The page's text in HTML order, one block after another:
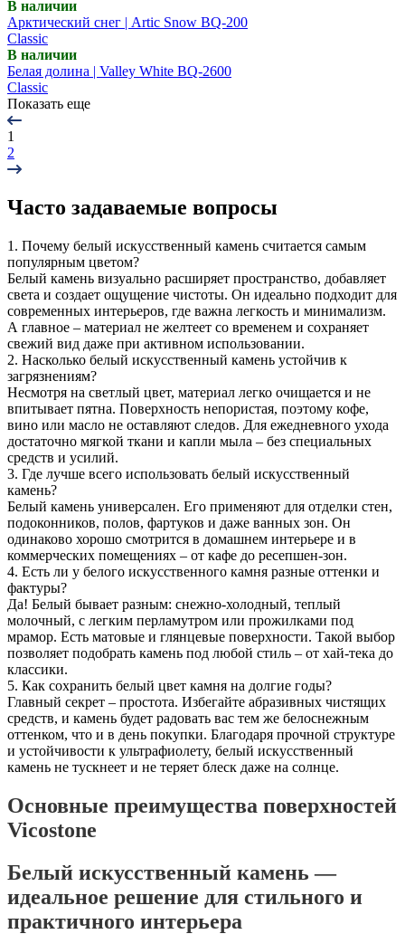
В наличии
Арктический снег | Artic Snow BQ-200
Classic
В наличии
Белая долина | Valley White BQ-2600
Classic
Показать еще
1
2
Часто задаваемые вопросы
1. Почему белый искусственный камень считается самым
популярным цветом?
Белый камень визуально расширяет пространство, добавляет
света и создает ощущение чистоты. Он идеально подходит для
современных интерьеров, где важна легкость и минимализм.
А главное – материал не желтеет со временем и сохраняет
свежий вид даже при активном использовании.
2. Насколько белый искусственный камень устойчив к
загрязнениям?
Несмотря на светлый цвет, материал легко очищается и не
впитывает пятна. Поверхность непористая, поэтому кофе,
вино или масло не оставляют следов. Для ежедневного ухода
достаточно мягкой ткани и капли мыла – без специальных
средств и усилий.
3. Где лучше всего использовать белый искусственный
камень?
Белый камень универсален. Его применяют для отделки стен,
подоконников, полов, фартуков и даже ванных зон. Он
одинаково хорошо смотрится в домашнем интерьере и в
коммерческих помещениях – от кафе до ресепшен-зон.
4. Есть ли у белого искусственного камня разные оттенки и
фактуры?
Да! Белый бывает разным: снежно-холодный, теплый
молочный, с легким перламутром или прожилками под
мрамор. Есть матовые и глянцевые поверхности. Такой выбор
позволяет подобрать камень под любой стиль – от хай-тека до
классики.
5. Как сохранить белый цвет камня на долгие годы?
Главный секрет – простота. Избегайте абразивных чистящих
средств, и камень будет радовать вас тем же белоснежным
оттенком, что и в день покупки. Благодаря прочной структуре
и устойчивости к ультрафиолету, белый искусственный
камень не тускнеет и не теряет блеск даже на солнце.
Основные преимущества поверхностей
Vicostone
Белый искусственный камень —
идеальное решение для стильного и
практичного интерьера